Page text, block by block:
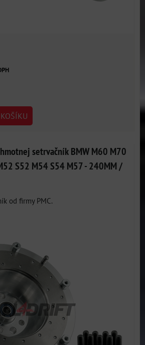
setrvačník BMW M60 M70
S52 M54 S54 M57 - 240MM /
od firmy PMC.